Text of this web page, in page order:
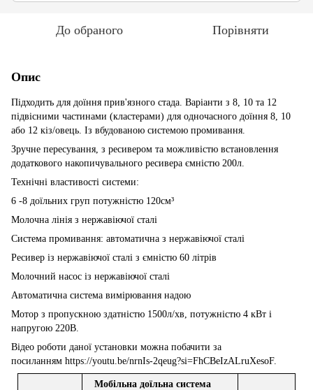
До обраного Порівняти
Опис
Підходить для доїння прив'язного стада. Варіанти з 8, 10 та 12
підвісними частинами (кластерами) для одночасного доїння 8, 10
або 12 кіз/овець. Із вбудованою системою промивання.
Зручне пересування, з ресивером та можливістю встановлення
додаткового накопичувального ресивера ємністю 200л.
Технічні властивості системи:
6 -8 доїльних груп потужністю 120см³
Молочна лінія з нержавіючої сталі
Система промивання: автоматична з нержавіючої сталі
Ресивер із нержавіючої сталі з ємністю 60 літрів
Молочний насос із нержавіючої сталі
Автоматична система вимірювання надою
Мотор з пропускною здатністю 1500л/хв, потужністю 4 кВт і
напругою 220В.
Відео роботи даної установки можна побачити за
посиланням https://youtu.be/nrnIs-2qeug?si=FhCBeIzALruXesoF.
Мобільна доїльна система